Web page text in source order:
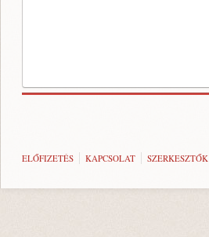
ELŐFIZETÉS KAPCSOLAT SZERKESZTŐK